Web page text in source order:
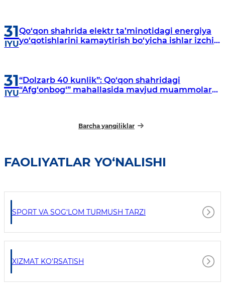
31
IYU
Qo‘qon shahrida elektr ta’minotidagi energiya
yo‘qotishlarini kamaytirish bo‘yicha ishlar izchil
31
IYU
“Dolzarb 40 kunlik”: Qo‘qon shahridagi
“Afg‘onbog‘” mahallasida mavjud muammolar
Barcha yangiliklar
FAOLIYATLAR YO‘NALISHI
SPORT VA SOG‘LOM TURMUSH TARZI
XIZMAT KO'RSATISH